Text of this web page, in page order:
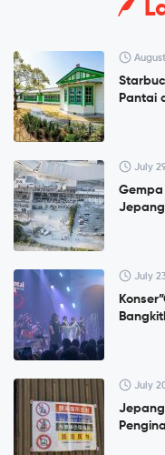
Pantai
July
July
July